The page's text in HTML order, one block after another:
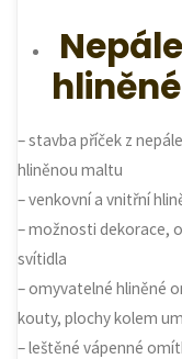
– stavba příček z
hliněnou maltu
– venkovní a vnitřní
– možnosti dekorace,
svítidla
– omyvatelné hliněné
kouty, plochy kolem
– leštěné vápenné